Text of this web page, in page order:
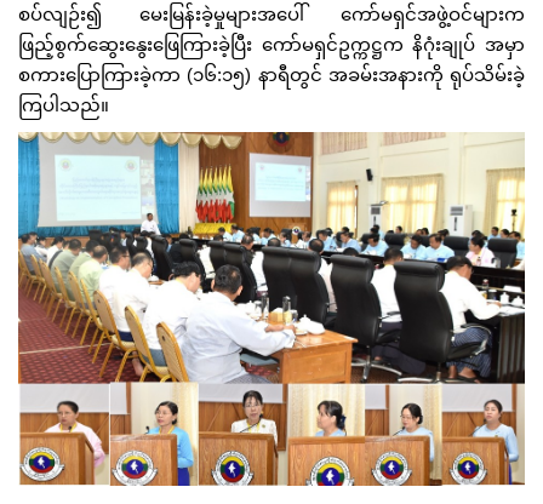
စပ်လျဉ်း၍ မေးမြန်းခဲ့မှုများအပေါ် ကော်မရှင်အဖွဲ့ဝင်များက
ဖြည့်စွက်ဆွေးနွေးဖြေကြားခဲ့ပြီး ကော်မရှင်ဥက္ကဋ္ဌက နိဂုံးချုပ် အမှာ
စကားပြောကြားခဲ့ကာ (၁၆:၁၅) နာရီတွင် အခမ်းအနားကို ရုပ်သိမ်းခဲ့
ကြပါသည်။